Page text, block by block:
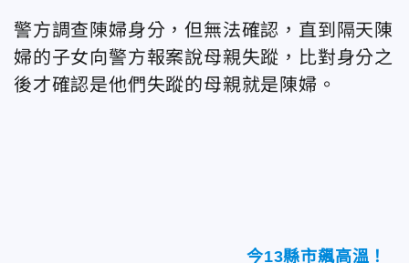
警方調查陳婦身分，但無法確認，直到隔天陳
婦的子女向警方報案說母親失蹤，比對身分之
後才確認是他們失蹤的母親就是陳婦。
今13縣市飆高溫！